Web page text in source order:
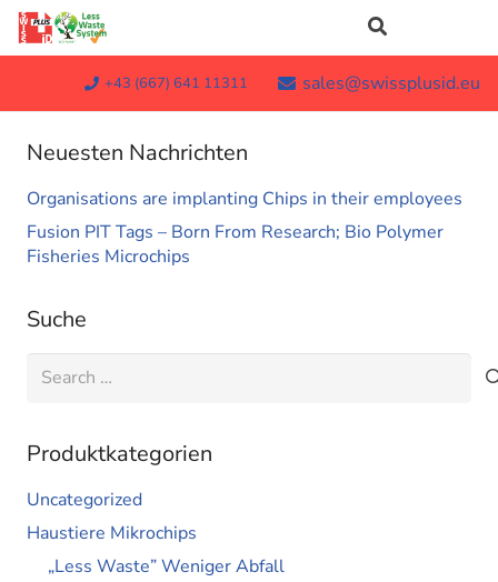
+43 (667) 641 11311 sales@swissplusid.eu
Neuesten Nachrichten
Organisations are implanting Chips in their employees
Fusion PIT Tags – Born From Research; Bio Polymer
Fisheries Microchips
Suche
Search
Produktkategorien
Uncategorized
Haustiere Mikrochips
„Less Waste” Weniger Abfall